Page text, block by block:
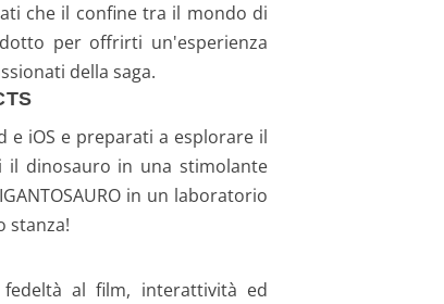
che il confine tra il mondo di
per offrirti un'esperienza
della saga.
e iOS e preparati a esplorare il
il dinosauro in una stimolante
in un laboratorio
stanza!
fedeltà al film, interattività ed